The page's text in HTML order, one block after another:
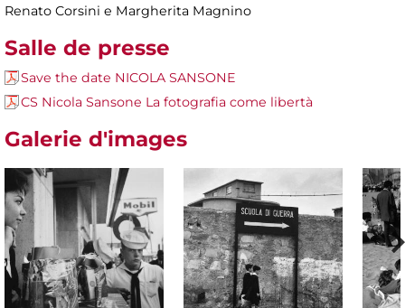
Renato Corsini e Margherita Magnino
Salle de presse
Save the date NICOLA SANSONE
CS Nicola Sansone La fotografia come libertà
Galerie d'images